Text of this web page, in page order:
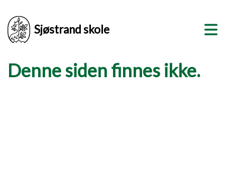
Sjøstrand skole
Denne siden finnes ikke.